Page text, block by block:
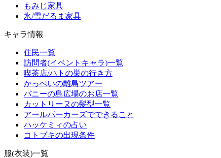
もみじ家具
氷/雪だるま家具
キャラ情報
住民一覧
訪問者(イベントキャラ)一覧
喫茶店/ハトの巣の行き方
かっぺいの離島ツアー
パニーの島広場のお店一覧
カットリーヌの髪型一覧
アールパーカーズでできること
ハッケミィの占い
コトブキの出現条件
服(衣装)一覧